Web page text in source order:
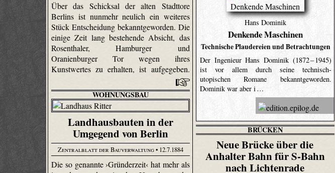
Über das Schicksal der alten Stadttore
Berlins ist nunmehr neulich ein weiteres
Stück Entscheidung bekanntgeworden. Die
einige Zeit lang bestehende Absicht, das
Rosen­thaler, Hamburger und
Oranienburger Tor wegen ihres
Kunstwertes zu erhalten, ist aufgegeben.
Hans Dominik
Denkende Maschinen
Technische Plaudereien und Betrachtungen
Der Ingenieur Hans Dominik (1872 – 1945)
ist vor allem durch seine technisch-
utopischen Romane bekanntgeworden.
Dominik war aber i …
BRÜCKEN
Neue Brücke über die
Anhalter Bahn für S-Bahn
nach Lichtenrade
WOHNUNGSBAU
Landhausbauten in der
Umgegend von Berlin
Zentralblatt der Bauverwaltung• 12.7.1884
Die so genannte ›Gründerzeit‹ hat mehr als